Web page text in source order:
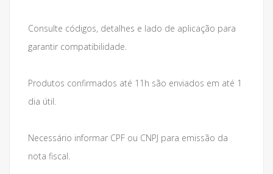
Consulte códigos, detalhes e lado de aplicação para
garantir compatibilidade.
Produtos confirmados até 11h são enviados em até 1
dia útil.
Necessário informar CPF ou CNPJ para emissão da
nota fiscal.